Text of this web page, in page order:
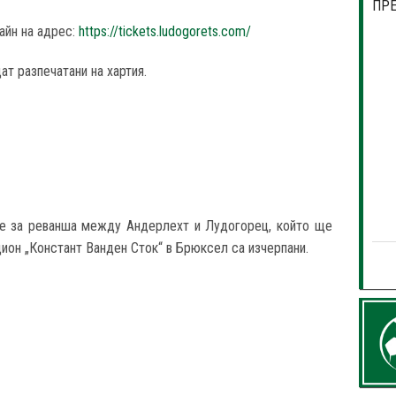
на адрес: https://tickets.ludogorets.com/
разпечатани на хартия.
за реванша между Андерлехт и Лудогорец, който ще
„Констант Ванден Сток“ в Брюксел са изчерпани.